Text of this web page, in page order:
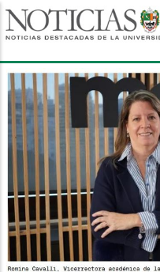
Pasar
al
principal